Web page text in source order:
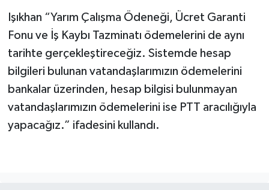
Işıkhan “Yarım Çalışma Ödeneği, Ücret Garanti
Fonu ve İş Kaybı Tazminatı ödemelerini de aynı
tarihte gerçekleştireceğiz. Sistemde hesap
bilgileri bulunan vatandaşlarımızın ödemelerini
bankalar üzerinden, hesap bilgisi bulunmayan
vatandaşlarımızın ödemelerini ise PTT aracılığıyla
yapacağız.” ifadesini kullandı.